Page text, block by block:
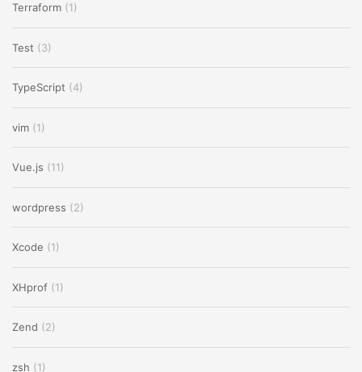
Terraform (1)
Test (3)
TypeScript (4)
vim (1)
Vue.js (11)
wordpress (2)
Xcode (1)
XHprof (1)
Zend (2)
zsh (1)